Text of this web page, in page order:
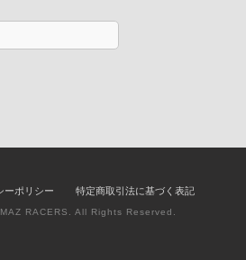
ーポリシー 特定商取引法に基づく表記
RACERS. All Rights Reserved.